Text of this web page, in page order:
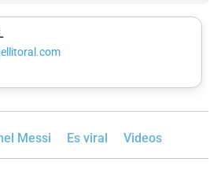
Messi Es viral Videos